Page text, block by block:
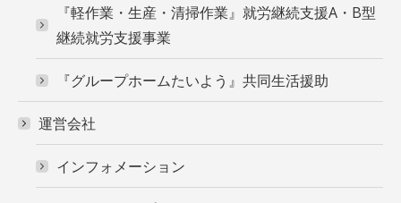
『軽作業・生産・清掃作業』就労継続支援A・B型
継続就労支援事業
『グループホームたいよう』共同生活援助
運営会社
インフォメーション